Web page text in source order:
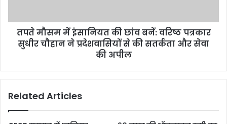
तपते मौसम में इंसानियत की छांव बनें: वरिष्ठ पत्रकार
सुधीर चौहान ने प्रदेशवासियों से की सतर्कता और सेवा
की अपील
Related Articles